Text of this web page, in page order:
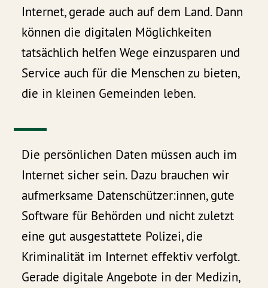
Internet, gerade auch auf dem Land. Dann
können die digitalen Möglichkeiten
tatsächlich helfen Wege einzusparen und
Service auch für die Menschen zu bieten,
die in kleinen Gemeinden leben.
Die persönlichen Daten müssen auch im
Internet sicher sein. Dazu brauchen wir
aufmerksame Datenschützer:innen, gute
Software für Behörden und nicht zuletzt
eine gut ausgestattete Polizei, die
Kriminalität im Internet effektiv verfolgt.
Gerade digitale Angebote in der Medizin,